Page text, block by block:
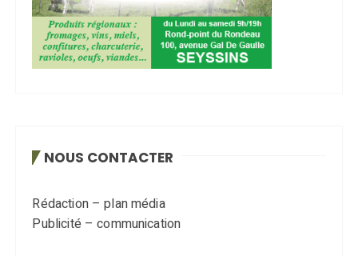
NOUS CONTACTER
Rédaction – plan média
Publicité – communication